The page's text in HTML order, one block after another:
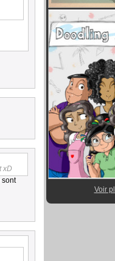
xD
sont
Voir